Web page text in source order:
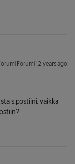
years ago
s.postiini, vaikka